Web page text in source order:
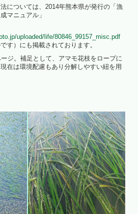
については、2014年熊本県が発行の「漁
マニュアル」
uploaded/life/80846_99157_misc.pdf
す）にも掲載されております。
ジ。補足として、アマモ花枝をロープに
在は環境配慮もあり分解しやすい紐を用